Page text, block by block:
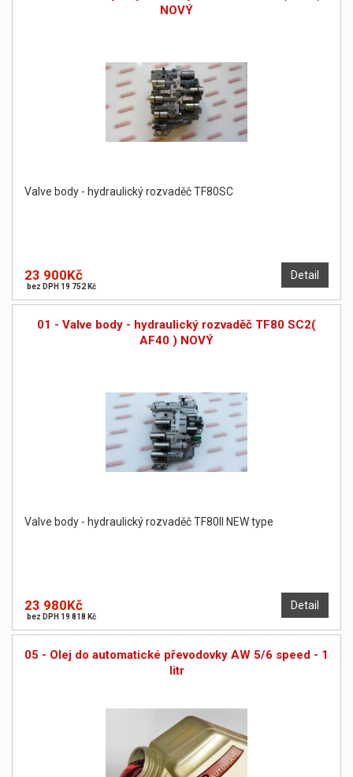
NOVÝ
Valve body - hydraulický rozvaděč TF80SC
Detail
23 900Kč
bez DPH 19 752 Kč
01 - Valve body - hydraulický rozvaděč TF80 SC2(
AF40 ) NOVÝ
Valve body - hydraulický rozvaděč TF80II NEW type
Detail
23 980Kč
bez DPH 19 818 Kč
05 - Olej do automatické převodovky AW 5/6 speed - 1
litr